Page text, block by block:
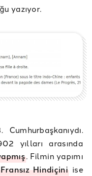
yazıyor.
Cumhurbaşkanıydı.
yılları arasında
. Filmin yapımı
Fransız Hindiçiniise